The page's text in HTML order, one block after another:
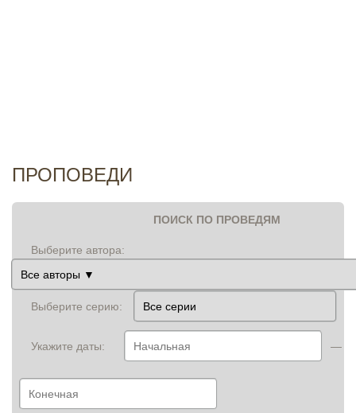
ПРОПОВЕДИ
ПОИСК ПО ПРОВЕДЯМ
Выберите автора:
Выберите серию:
Укажите даты: —